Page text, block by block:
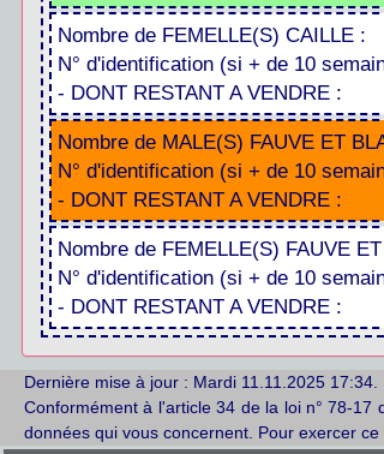
Nombre de FEMELLE(S) CAILLE :
N° d'identification (si + de 10
- DONT RESTANT A VENDRE :
Nombre de MALE(S) FAUVE ET
N° d'identification (si + de 10
- DONT RESTANT A VENDRE :
Nombre de FEMELLE(S) FAUVE
N° d'identification (si + de 10
- DONT RESTANT A VENDRE :
Dernière mise à jour : Mardi 11.11.2025 17:34
Conformément à l'article 34 de la loi n° 78-
données qui vous concernent. Pour exercer